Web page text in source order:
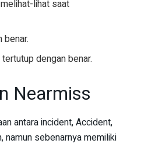
lihat saat
benar.
dengan benar.
Nearmiss
antara incident, Accident,
namun sebenarnya memiliki